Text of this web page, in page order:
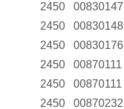
2450 00830147
2450 00830148
2450 00830176
2450 00870111
2450 00870111
2450 00870232